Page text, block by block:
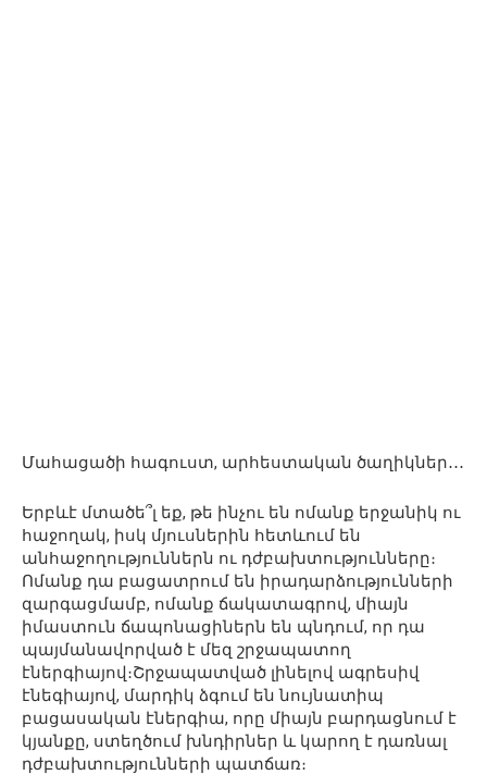
Մահացածի հագուստ, արհեստական ծաղիկներ․․․
Երբևէ մտածե՞լ եք, թե ինչու են ոմանք երջանիկ ու
հաջողակ, իսկ մյուսներին հետևում են
անհաջողություններն ու դժբախտությունները։
Ոմանք դա բացատրում են իրադարձությունների
զարգացմամբ, ոմանք ճակատագրով, միայն
իմաստուն ճապոնացիներն են պնդում, որ դա
պայմանավորված է մեզ շրջապատող
էներգիայով։Շրջապատված լինելով ագրեսիվ
էնեգիայով, մարդիկ ձգում են նույնատիպ
բացասական էներգիա, որը միայն բարդացնում է
կյանքը, ստեղծում խնդիրներ և կարող է դառնալ
դժբախտությունների պատճառ։